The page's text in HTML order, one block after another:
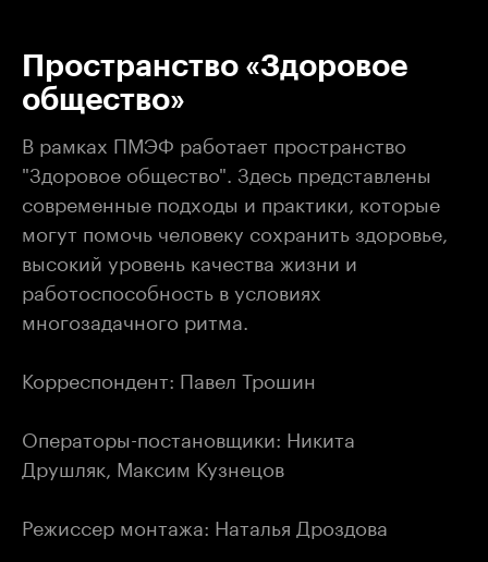
Пространство «Здоровое
общество»
В рамках ПМЭФ работает пространство
"Здоровое общество". Здесь представлены
современные подходы и практики, которые
могут помочь человеку сохранить здоровье,
высокий уровень качества жизни и
работоспособность в условиях
многозадачного ритма.
Корреспондент: Павел Трошин
Операторы-постановщики: Никита
Друшляк, Максим Кузнецов
Режиссер монтажа: Наталья Дроздова